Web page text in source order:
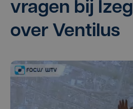
vra­gen bij
over Ventilus